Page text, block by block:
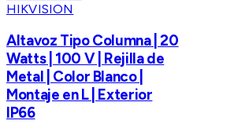
HIKVISION
Altavoz Tipo Columna | 20
Watts | 100 V | Rejilla de
Metal | Color Blanco |
Montaje en L | Exterior
IP66